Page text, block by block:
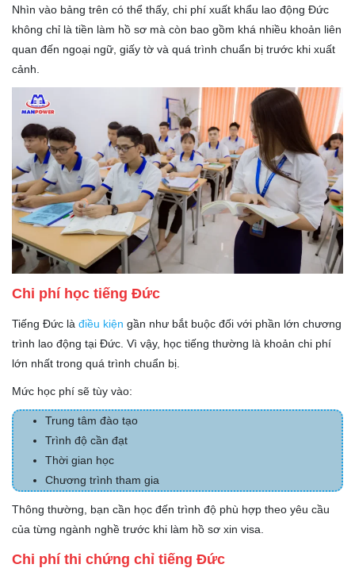
Nhìn vào bảng trên có thể thấy, chi phí xuất khẩu lao động Đức
không chỉ là tiền làm hồ sơ mà còn bao gồm khá nhiều khoản liên
quan đến ngoại ngữ, giấy tờ và quá trình chuẩn bị trước khi xuất
cảnh.
Chi phí học tiếng Đức
Tiếng Đức là điều kiện gần như bắt buộc đối với phần lớn chương
trình lao động tại Đức. Vì vậy, học tiếng thường là khoản chi phí
lớn nhất trong quá trình chuẩn bị.
Mức học phí sẽ tùy vào:
Trung tâm đào tạo
Trình độ cần đạt
Thời gian học
Chương trình tham gia
Thông thường, bạn cần học đến trình độ phù hợp theo yêu cầu
của từng ngành nghề trước khi làm hồ sơ xin visa.
Chi phí thi chứng chỉ tiếng Đức